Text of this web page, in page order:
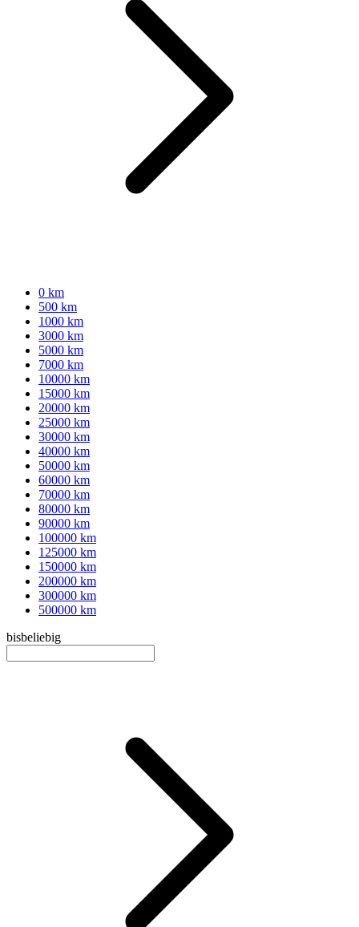
0 km
500 km
1000 km
3000 km
5000 km
7000 km
10000 km
15000 km
20000 km
25000 km
30000 km
40000 km
50000 km
60000 km
70000 km
80000 km
90000 km
100000 km
125000 km
150000 km
200000 km
300000 km
500000 km
bisbeliebig